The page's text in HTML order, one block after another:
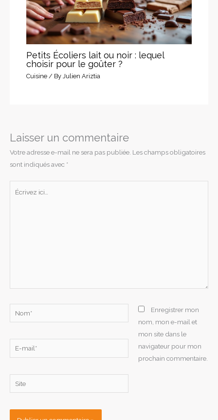
Petits Écoliers lait ou noir : lequel
choisir pour le goûter ?
Cuisine / ByJulien Ariztia
Laisser un commentaire
Votre adresse e-mail ne sera pas publiée. Les champs obligatoires
sont indiqués avec *
mail*
Site
Enregistrer mon
nom, mon e-mail et
mon site dans le
navigateur pour mon
prochain commentaire.